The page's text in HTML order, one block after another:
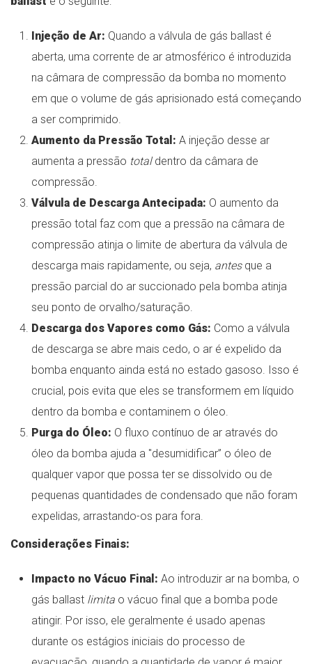
Injeção de Ar: Quando a válvula de gás ballast é
aberta, uma corrente de ar atmosférico é introduzida
na câmara de compressão da bomba no momento
em que o volume de gás aprisionado está começando
a ser comprimido.
Aumento da Pressão Total: A injeção desse ar
aumenta a pressão totaldentro da câmara de
compressão.
Válvula de Descarga Antecipada: O aumento da
pressão total faz com que a pressão na câmara de
compressão atinja o limite de abertura da válvula de
descarga mais rapidamente, ou seja, antesque a
pressão parcial do ar succionado pela bomba atinja
seu ponto de orvalho/saturação.
Descarga dos Vapores como Gás: Como a válvula
de descarga se abre mais cedo, o ar é expelido da
bomba enquanto ainda está no estado gasoso. Isso é
crucial, pois evita que eles se transformem em líquido
dentro da bomba e contaminem o óleo.
Purga do Óleo: O fluxo contínuo de ar através do
óleo da bomba ajuda a "desumidificar” o óleo de
qualquer vapor que possa ter se dissolvido ou de
pequenas quantidades de condensado que não foram
expelidas, arrastando-os para fora.
Considerações Finais:
Impacto no Vácuo Final: Ao introduzir ar na bomba, o
gás ballast limita o vácuo final que a bomba pode
atingir. Por isso, ele geralmente é usado apenas
durante os estágios iniciais do processo de